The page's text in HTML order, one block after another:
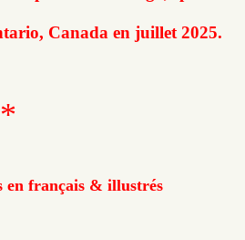
Canada en juillet 2025.
en français & illustrés